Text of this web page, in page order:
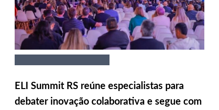
ELI Summit RS reúne especialistas para
debater inovação colaborativa e segue com